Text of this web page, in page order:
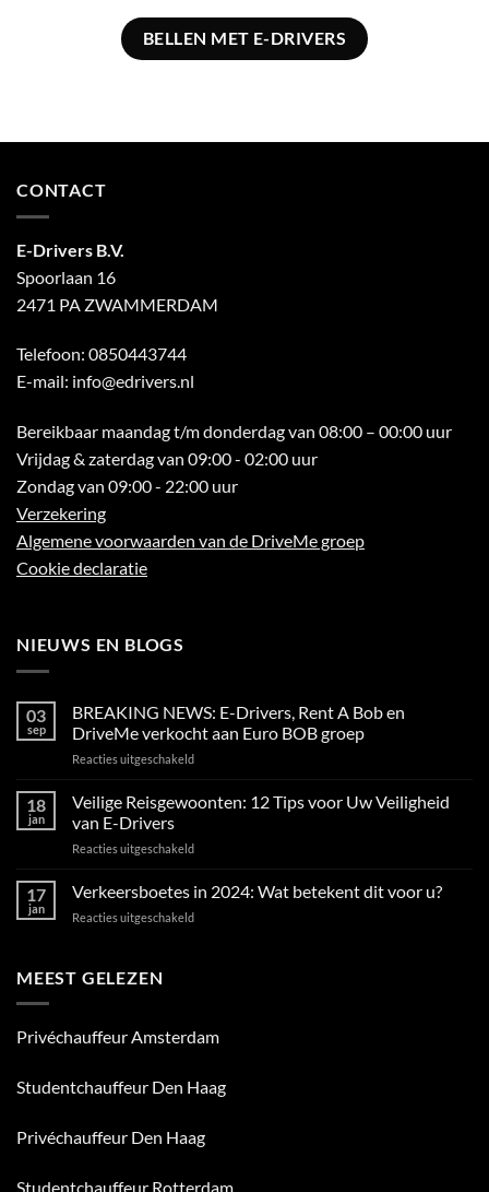
BELLEN MET E-DRIVERS
CONTACT
E-Drivers B.V.
Spoorlaan 16
2471 PA ZWAMMERDAM
Telefoon: 0850443744
E-mail: info@edrivers.nl
Bereikbaar maandag t/m donderdag van 08:00 – 00:00 uur
Vrijdag & zaterdag van 09:00 - 02:00 uur
Zondag van 09:00 - 22:00 uur
Verzekering
Algemene voorwaarden van de DriveMe groep
Cookie declaratie
NIEUWS EN BLOGS
03
sep
BREAKING NEWS: E-Drivers, Rent A Bob en
DriveMe verkocht aan Euro BOB groep
Reacties uitgeschakeldvoor
NEWS:
E-
Bob
DriveMe
18
jan
Veilige Reisgewoonten: 12 Tips voor Uw Veiligheid
van E-Drivers
Reacties uitgeschakeldvoor
Reisgewoonten:
12
Tips
Drivers
17
jan
Verkeersboetes in 2024: Wat betekent dit voor u?
Reacties uitgeschakeldvoor
voor
MEEST GELEZEN
Privéchauffeur Amsterdam
Studentchauffeur Den Haag
Privéchauffeur Den Haag
Studentchauffeur Rotterdam